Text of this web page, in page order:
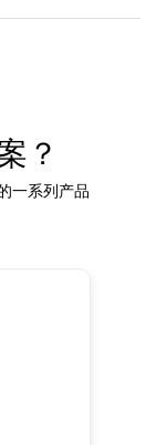
？
一系列产品